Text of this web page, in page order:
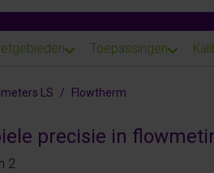
Toepassingen
LS Flowtherm
precisie in
2